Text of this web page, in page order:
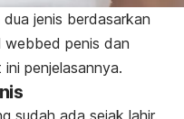
jenis berdasarkan
webbed penis dan
ini penjelasannya.
sudah ada sejak lahir.